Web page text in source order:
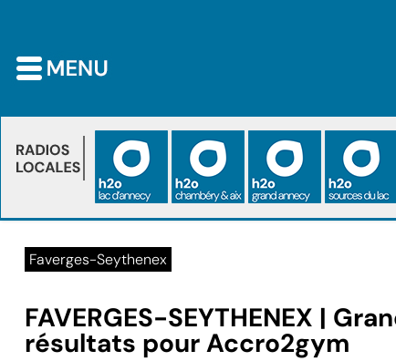
Faverges-Seythenex
FAVERGES-SEYTHENEX |
résultats pour Accro2gym